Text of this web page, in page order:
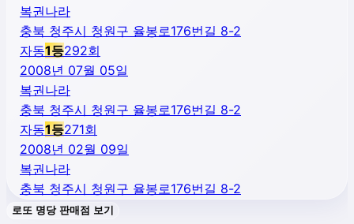
복권나라
충북 청주시 청원구 율봉로176번길 8-2
자동1등292회
2008년 07월 05일
복권나라
충북 청주시 청원구 율봉로176번길 8-2
자동1등271회
2008년 02월 09일
복권나라
충북 청주시 청원구 율봉로176번길 8-2
로또 명당 판매점 보기